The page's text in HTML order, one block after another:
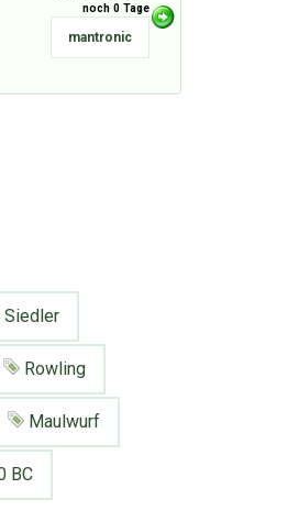
noch 0 Tage
mantronic
Siedler
Rowling
Maulwurf
BC